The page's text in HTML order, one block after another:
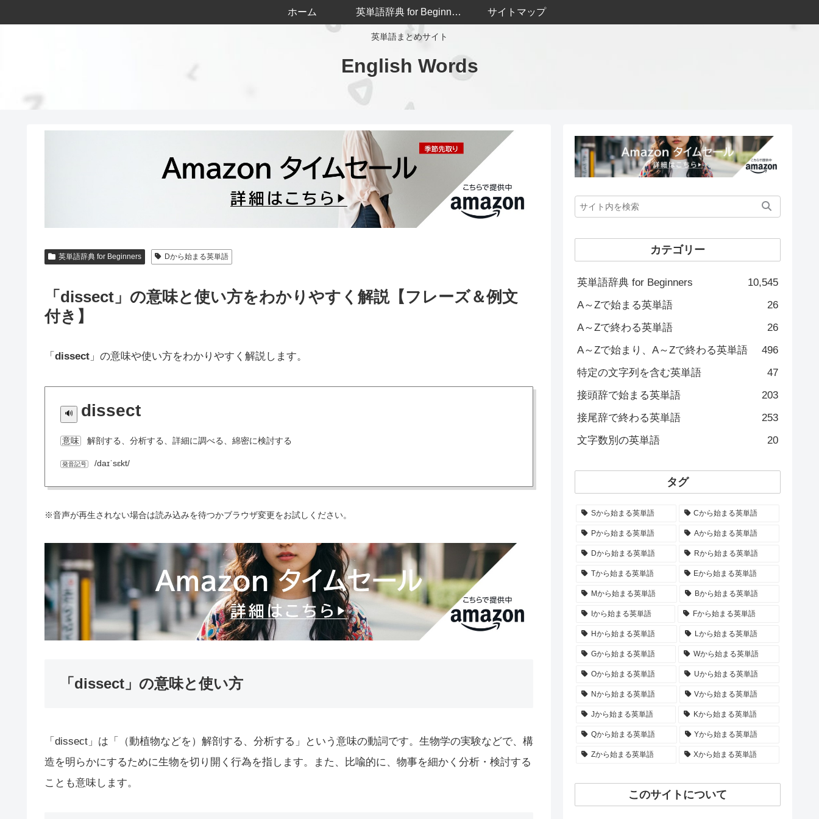
英単語まとめサイト
English Words
ホーム 英単語辞典 for Beginners サイトマップ
英単語辞典 for Beginners Dから始まる英単語
「dissect」の意味と使い方をわかりやすく解説【フレーズ＆例文
付き】
「 dissect 」の意味や使い方をわかりやすく解説します。
dissect
意味 解剖する、分析する、詳細に調べる、綿密に検討する
発音記号 /daɪˈsɛkt/
※音声が再生されない場合は読み込みを待つかブラウザ変更をお試しください。
「dissect」の意味と使い方
「dissect」は「（動植物などを）解剖する、分析する」という意味の動詞です。生物学の実験などで、構
造を明らかにするために生物を切り開く行為を指します。また、比喩的に、物事を細かく分析・検討する
ことも意味します。
カテゴリー
英単語辞典 for Beginners
10,545
A～Zで始まる英単語
26
A～Zで終わる英単語
26
A～Zで始まり、A～Zで終わる英単語
496
特定の文字列を含む英単語
47
接頭辞で始まる英単語
203
接尾辞で終わる英単語
253
文字数別の英単語
20
タグ
Sから始まる英単語 Cから始まる英単語
Pから始まる英単語 Aから始まる英単語
Dから始まる英単語 Rから始まる英単語
Tから始まる英単語 Eから始まる英単語
Mから始まる英単語 Bから始まる英単語
Iから始まる英単語 Fから始まる英単語
Hから始まる英単語 Lから始まる英単語
Gから始まる英単語 Wから始まる英単語
Oから始まる英単語 Uから始まる英単語
Nから始まる英単語 Vから始まる英単語
Jから始まる英単語 Kから始まる英単語
Qから始まる英単語 Yから始まる英単語
Zから始まる英単語 Xから始まる英単語
このサイトについて